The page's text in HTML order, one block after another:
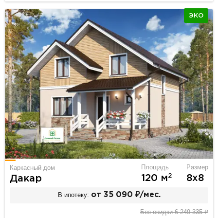
ЭКО
Каркасный дом
Дакар
Площадь
120 м2
Размер
8х8
В ипотеку: от 35 090 ₽/мес.
Без скидки 6 249 335 ₽